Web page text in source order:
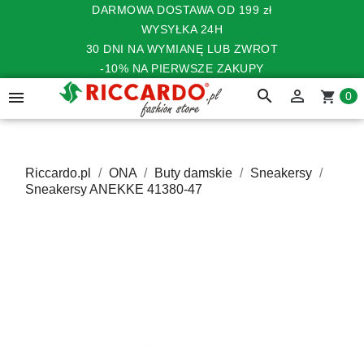
DARMOWA DOSTAWA OD 199 zł
WYSYŁKA 24H
30 DNI NA WYMIANĘ LUB ZWROT
-10% NA PIERWSZE ZAKUPY
 search  shopping_cart 0
Riccardo.pl ONA Buty damskie
Sneakersy
Sneakersy ANEKKE 41380-47